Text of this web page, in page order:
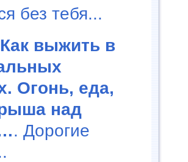
без тебя...
Как выжить в
Огонь, еда,
над
. Дорогие